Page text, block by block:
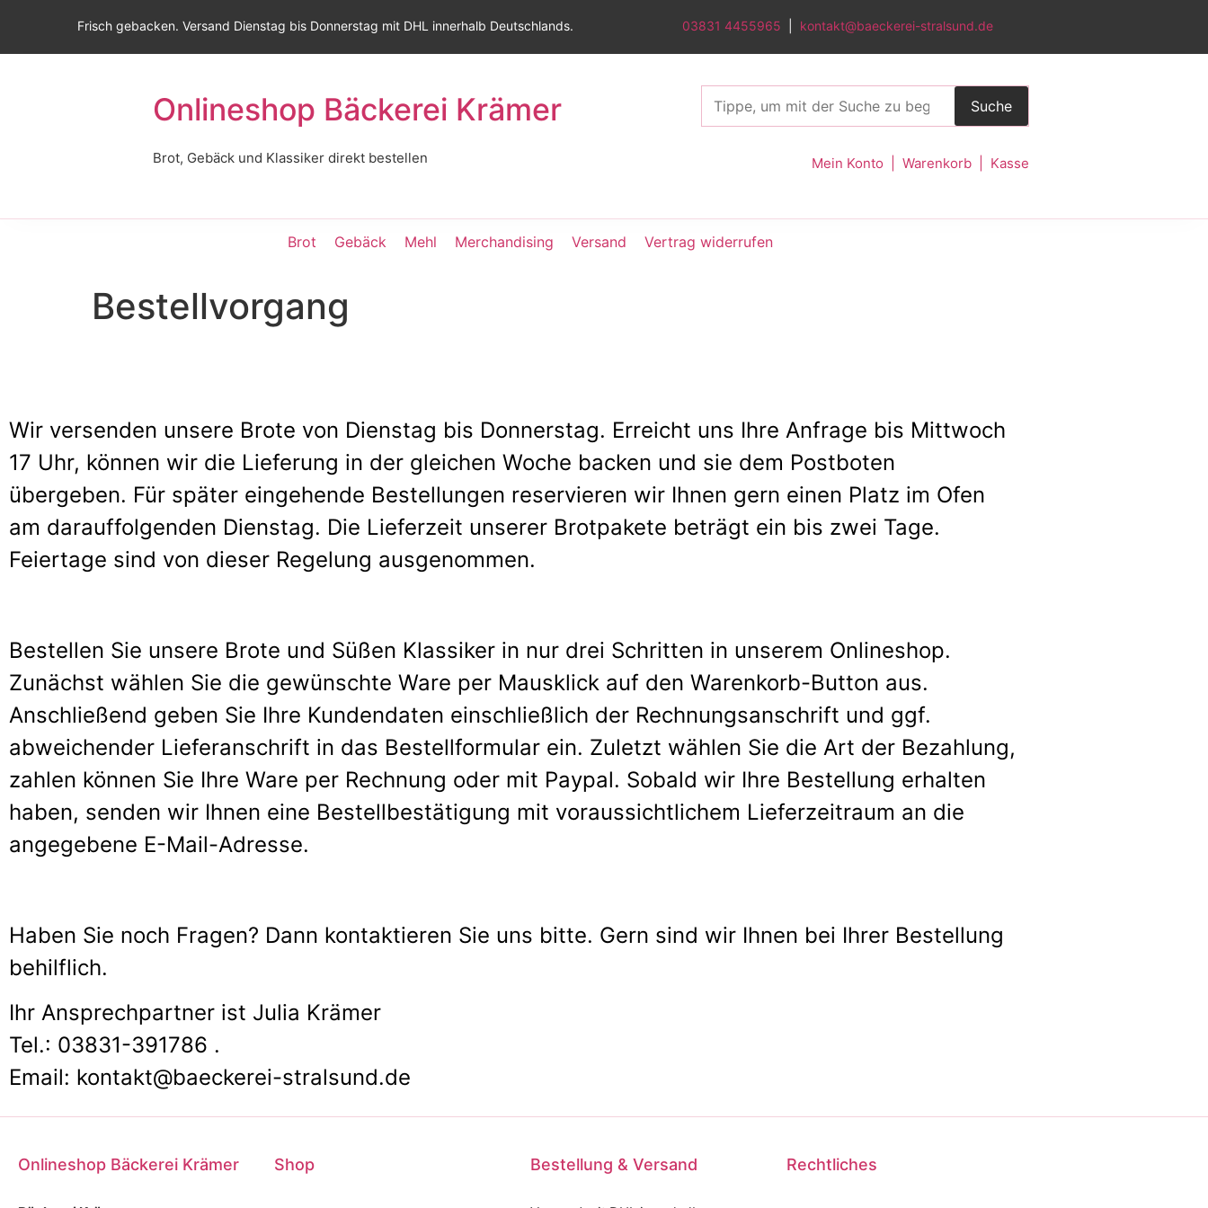
Frisch gebacken. Versand Dienstag bis Donnerstag mit DHL innerhalb Deutschlands. 03831 4455965 kontakt@baeckerei-stralsund.de
Onlineshop Bäckerei Krämer
Brot, Gebäck und Klassiker direkt bestellen
Suche
Mein Konto Warenkorb Kasse
Brot Gebäck Mehl Merchandising Versand Vertrag widerrufen
Bestellvorgang
Wir versenden unsere Brote von Dienstag bis Donnerstag. Erreicht uns Ihre Anfrage bis Mittwoch
17 Uhr, können wir die Lieferung in der gleichen Woche backen und sie dem Postboten
übergeben. Für später eingehende Bestellungen reservieren wir Ihnen gern einen Platz im Ofen
am darauffolgenden Dienstag. Die Lieferzeit unserer Brotpakete beträgt ein bis zwei Tage.
Feiertage sind von dieser Regelung ausgenommen.
Bestellen Sie unsere Brote und Süßen Klassiker in nur drei Schritten in unserem Onlineshop.
Zunächst wählen Sie die gewünschte Ware per Mausklick auf den Warenkorb-Button aus.
Anschließend geben Sie Ihre Kundendaten einschließlich der Rechnungsanschrift und ggf.
abweichender Lieferanschrift in das Bestellformular ein. Zuletzt wählen Sie die Art der Bezahlung,
zahlen können Sie Ihre Ware per Rechnung oder mit Paypal. Sobald wir Ihre Bestellung erhalten
haben, senden wir Ihnen eine Bestellbestätigung mit voraussichtlichem Lieferzeitraum an die
angegebene E-Mail-Adresse.
Haben Sie noch Fragen? Dann kontaktieren Sie uns bitte. Gern sind wir Ihnen bei Ihrer Bestellung
behilflich.
Ihr Ansprechpartner ist Julia Krämer
Tel.: 03831-391786 .
Email: kontakt@baeckerei-stralsund.de
Onlineshop Bäckerei Krämer Shop Bestellung & Versand Rechtliches